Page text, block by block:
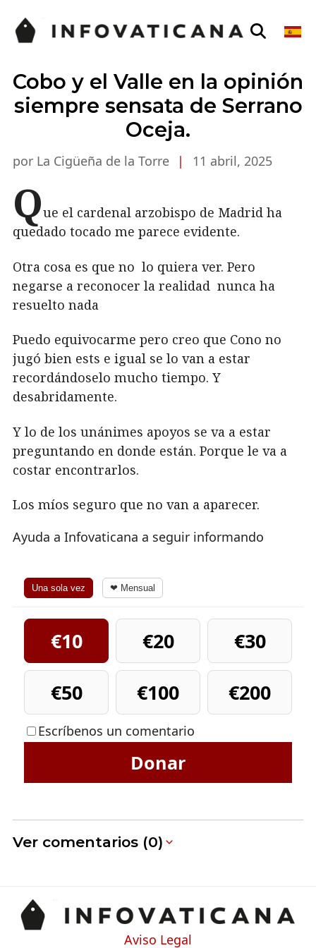
Cobo y el Valle en la opinión
siempre sensata de Serrano
Oceja.
por La Cigüeña de la Torre | 11 abril, 2025
Que el cardenal arzobispo de Madrid ha
quedado tocado me parece evidente.
Otra cosa es que no lo quiera ver. Pero
negarse a reconocer la realidad nunca ha
resuelto nada
Puedo equivocarme pero creo que Cono no
jugó bien ests e igual se lo van a estar
recordándoselo mucho tiempo. Y
desabridamente.
Y lo de los unánimes apoyos se va a estar
preguntando en donde están. Porque le va a
costar encontrarlos.
Los míos seguro que no van a aparecer.
Ayuda a Infovaticana a seguir informando
Una sola vez ❤ Mensual
€10 €20
€30
€50
€100 €200
Escríbenos un comentario
Donar
Ver comentarios (0)
Aviso Legal